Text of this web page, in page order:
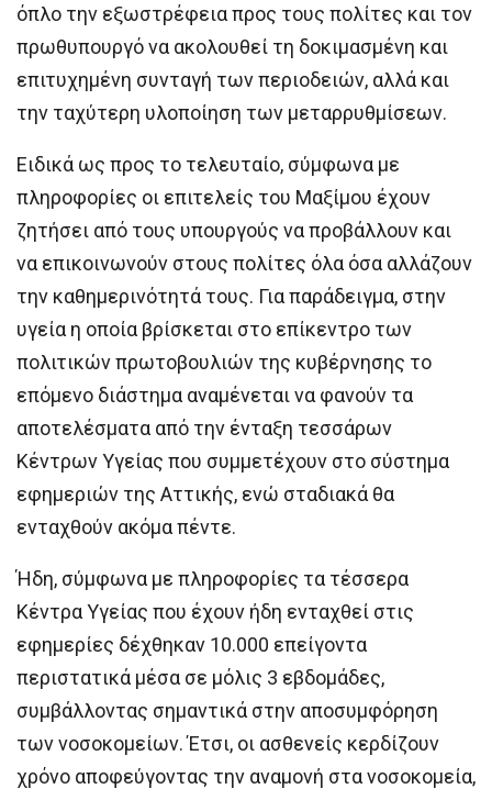
όπλο την εξωστρέφεια προς τους πολίτες και τον
πρωθυπουργό να ακολουθεί τη δοκιμασμένη και
επιτυχημένη συνταγή των περιοδειών, αλλά και
την ταχύτερη υλοποίηση των μεταρρυθμίσεων.
Ειδικά ως προς το τελευταίο, σύμφωνα με
πληροφορίες οι επιτελείς του Μαξίμου έχουν
ζητήσει από τους υπουργούς να προβάλλουν και
να επικοινωνούν στους πολίτες όλα όσα αλλάζουν
την καθημερινότητά τους. Για παράδειγμα, στην
υγεία η οποία βρίσκεται στο επίκεντρο των
πολιτικών πρωτοβουλιών της κυβέρνησης το
επόμενο διάστημα αναμένεται να φανούν τα
αποτελέσματα από την ένταξη τεσσάρων
Κέντρων Υγείας που συμμετέχουν στο σύστημα
εφημεριών της Αττικής, ενώ σταδιακά θα
ενταχθούν ακόμα πέντε.
Ήδη, σύμφωνα με πληροφορίες τα τέσσερα
Κέντρα Υγείας που έχουν ήδη ενταχθεί στις
εφημερίες δέχθηκαν 10.000 επείγοντα
περιστατικά μέσα σε μόλις 3 εβδομάδες,
συμβάλλοντας σημαντικά στην αποσυμφόρηση
των νοσοκομείων. Έτσι, οι ασθενείς κερδίζουν
χρόνο αποφεύγοντας την αναμονή στα νοσοκομεία,